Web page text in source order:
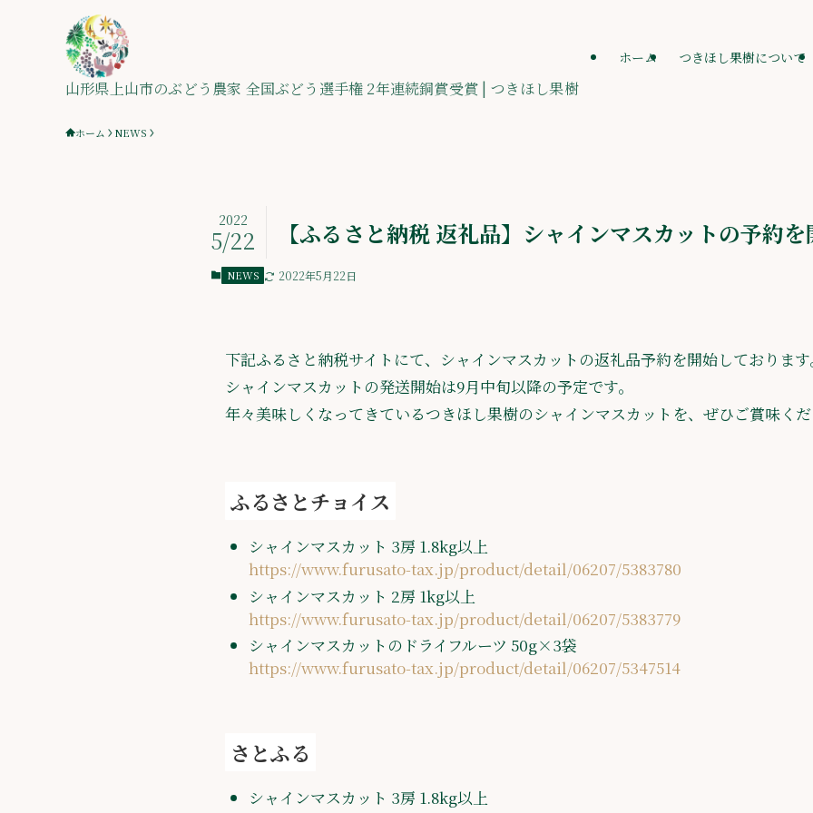
山形県上山市のぶどう農家 全国ぶどう選手権 2年連続銅賞受賞 | つきほし果樹
ホーム つきほし果樹について
ホーム NEWS
【ふるさと納税 返礼品】シャインマスカットの予約
2022
5/22
NEWS 2022年5月22日
下記ふるさと納税サイトにて、シャインマスカットの返礼品予約を開始しておりま
シャインマスカットの発送開始は9月中旬以降の予定です。
年々美味しくなってきているつきほし果樹のシャインマスカットを、ぜひご賞味く
ふるさとチョイス
シャインマスカット 3房 1.8kg以上
https://www.furusato-tax.jp/product/detail/06207/5383780
シャインマスカット 2房 1kg以上
https://www.furusato-tax.jp/product/detail/06207/5383779
シャインマスカットのドライフルーツ 50g×3袋
https://www.furusato-tax.jp/product/detail/06207/5347514
さとふる
シャインマスカット 3房 1.8kg以上